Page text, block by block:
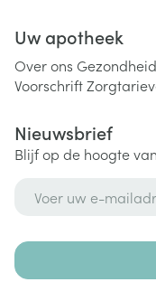
Uw apotheek
Over ons
Voorschrift
Nieuwsbrief
Blijf op de hoogte